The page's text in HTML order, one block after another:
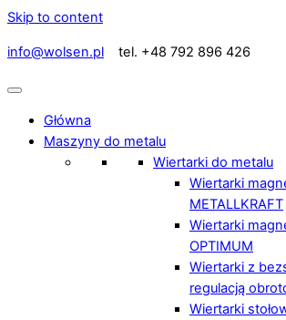
Skip to content
info@wolsen.pl tel. +48 792 896 426
Główna
Maszyny do metalu
Wiertarki do metalu
Wiertarki
METALLKRAFT
Wiertarki
OPTIMUM
Wiertarki z
regulacją
Wiertarki